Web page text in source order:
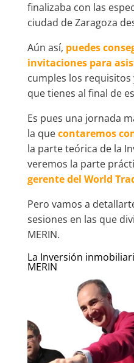
finalizaba con las
ciudad de Zaragoza
Aún así, puedes
invitaciones para
cumples los
que tienes al final de
Es pues una jornada
la quecontaremos
la parte teórica de la
veremos la parte
gerente del World
Pero vamos a
sesiones en las que
MERIN.
La Inversión
MERIN